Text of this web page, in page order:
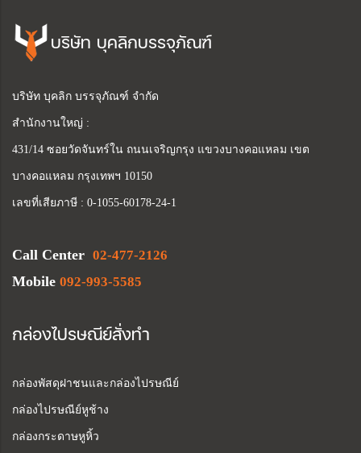
บริษัท บุคลิกบรรจุภัณฑ์
บริษัท บุคลิก บรรจุภัณฑ์ จำกัด
สำนักงานใหญ่ :
431/14 ซอยวัดจันทร์ใน ถนนเจริญกรุง แขวงบางคอแหลม เขต
บางคอแหลม กรุงเทพฯ 10150
เลขที่เสียภาษี : 0-1055-60178-24-1
Call Center 02-477-2126
Mobile 092-993-5585
กล่องไปรษณีย์สั่งทำ
กล่องพัสดุฝาชนและกล่องไปรษณีย์
กล่องไปรษณีย์หูช้าง
กล่องกระดาษหูหิ้ว